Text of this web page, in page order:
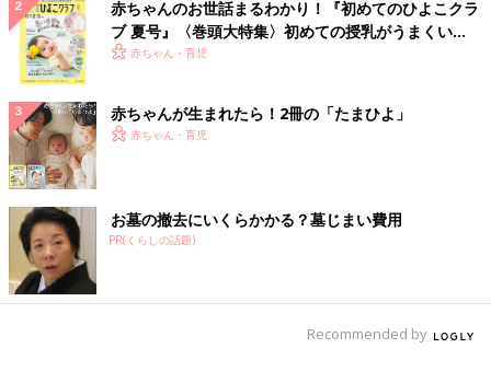
赤ちゃんのお世話まるわかり！『初めてのひよこクラ
ブ 夏号』〈巻頭大特集〉初めての授乳がうまくい
く！ おっぱい・ミルクの基本と夏のトラブル 解決テ
赤ちゃん・育児
赤ちゃんが生まれたら！2冊の「たまひよ」
赤ちゃん・育児
お墓の撤去にいくらかかる？墓じまい費用
PR(くらしの話題)
Recommended by